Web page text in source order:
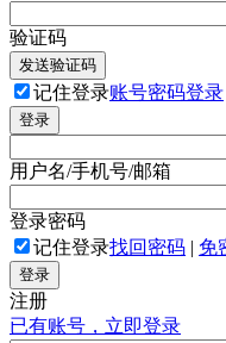
验证码
发送验证码
记住登录账号密码登录
登录
用户名/手机号/邮箱
登录密码
记住登录找回密码 | 免
登录
注册
已有账号，立即登录